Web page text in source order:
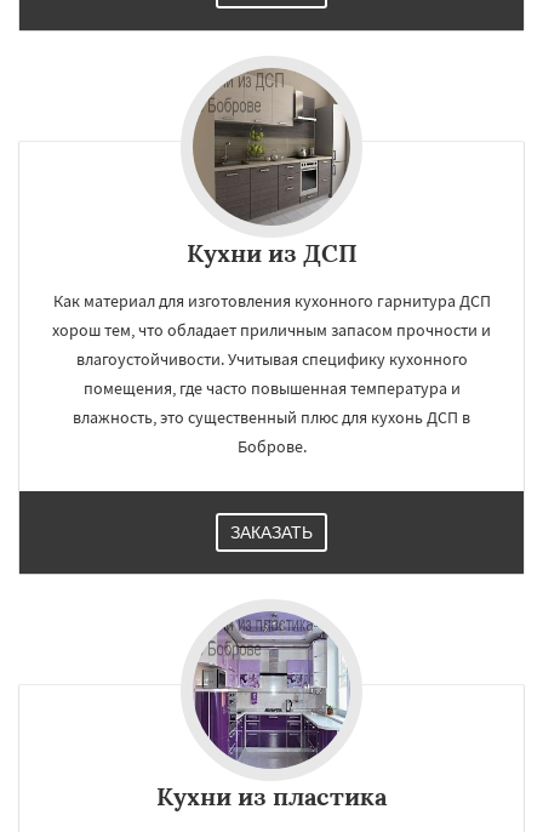
Работаем по
регионам
Богородское Большие Вяземы
Вербилки Восход Деденево Жилево
Заречье
Ильинский Красково Лесной
Лопатино Лотошино
Менделеевск Михнево
Свердловск
Томилино Тучково
Удельная Фосфоритный
Кухни из ДСП
Как материал для изготовления кухонного гарнитура ДСП
хорош тем, что обладает приличным запасом прочности и
влагоустойчивости. Учитывая специфику кухонного
помещения, где часто повышенная температура и
влажность, это существенный плюс для кухонь ДСП в
Боброве.
ЗАКАЗАТЬ
Кухни из пластика
УЗНАТЬ ПОДРОБНЕЕ
Даю согласие на обработку персональных данных